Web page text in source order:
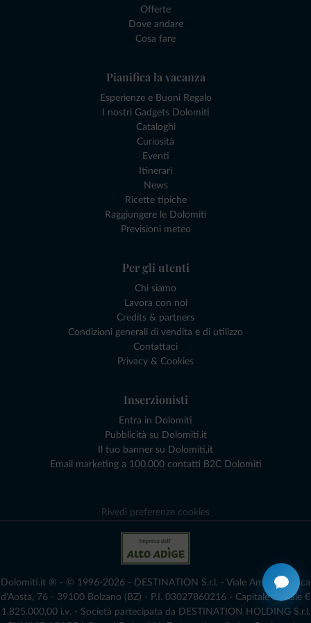
Offerte
Dove andare
Cosa fare
Pianifica la vacanza
Esperienze e Buoni Regalo
I nostri Gadgets Dolomiti
Cataloghi
Curiosità
Eventi
Itinerari
News
Ricette tipiche
Raggiungere le Dolomiti
Previsioni meteo
Per gli utenti
Chi siamo
Lavora con noi
Credits & partners
Condizioni generali di vendita e di utilizzo
Contattaci
Privacy & Cookies
Inserzionisti
Entra in Dolomiti
Pubblicità su Dolomiti.it
Il tuo banner su Dolomiti.it
Email marketing a 100.000 contatti B2C Dolomiti
Rivedi preferenze cookies
Dolomiti.it ® - © 1996-2026 - DESTINATION S.r.l. - Viale Amedeo Duca
d'Aosta, 76 - 39100 Bolzano (BZ) - P.I. 03027860216 - Capitale Sociale €
1.825.000,00 i.v. - Società partecipata da DESTINATION HOLDING S.r.l.